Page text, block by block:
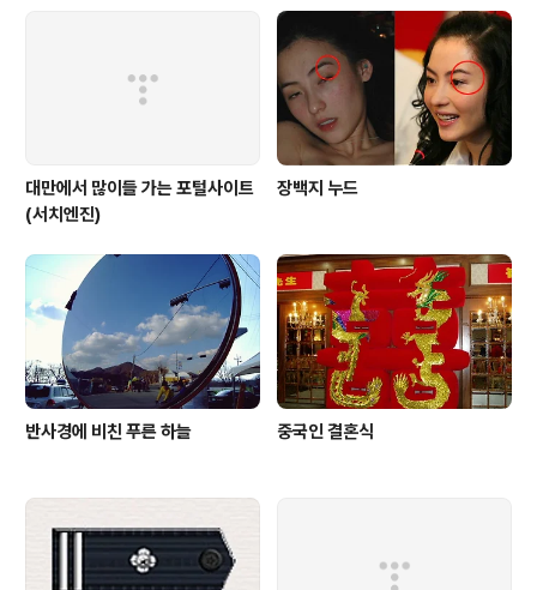
資源，並提供海內外華人古典文學教育的資源。 Teens清蔚園 屬於
學生、家長、教師，及欣賞優質華文網站的網友最好的選擇。 海闊
天空學習中心 傳遞教育新趨勢、良好的教學理念，提供經驗交流並
대만에서 많이들 가는 포털사이트
(서치엔진)
장백지 누드
반사경에 비친 푸른 하늘 중국인 결혼식